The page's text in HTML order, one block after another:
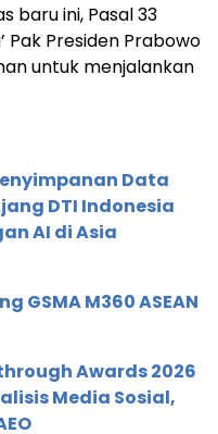
baru ini, Pasal 33
Pak Presiden Prabowo
untuk menjalankan
Data
DTI Indonesia
AI di Asia
GSMA M360 ASEAN
Awards 2026
Media Sosial,